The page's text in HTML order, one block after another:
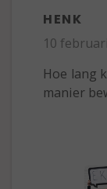
HENK
10
Hoe lang
manier